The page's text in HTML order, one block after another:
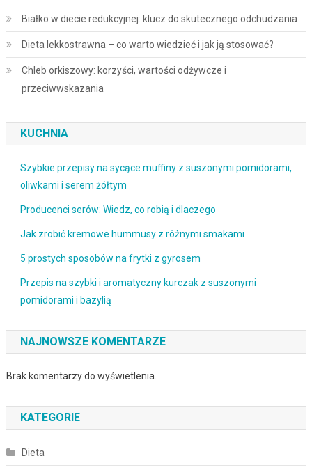
Białko w diecie redukcyjnej: klucz do skutecznego odchudzania
Dieta lekkostrawna – co warto wiedzieć i jak ją stosować?
Chleb orkiszowy: korzyści, wartości odżywcze i
przeciwwskazania
KUCHNIA
Szybkie przepisy na sycące muffiny z suszonymi pomidorami,
oliwkami i serem żółtym
Producenci serów: Wiedz, co robią i dlaczego
Jak zrobić kremowe hummusy z różnymi smakami
5 prostych sposobów na frytki z gyrosem
Przepis na szybki i aromatyczny kurczak z suszonymi
pomidorami i bazylią
NAJNOWSZE KOMENTARZE
Brak komentarzy do wyświetlenia.
KATEGORIE
Dieta